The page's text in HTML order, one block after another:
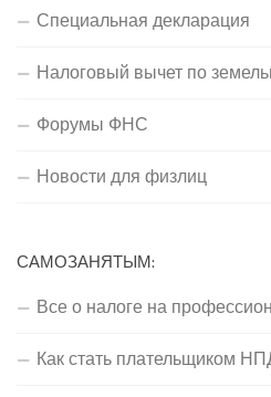
Специальная декларация
Налоговый вычет по
Форумы ФНС
Новости для физлиц
САМОЗАНЯТЫМ:
Все о налоге на
Как стать плательщиком